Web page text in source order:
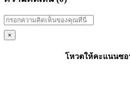
×
โหวตให้คะแนนซอ